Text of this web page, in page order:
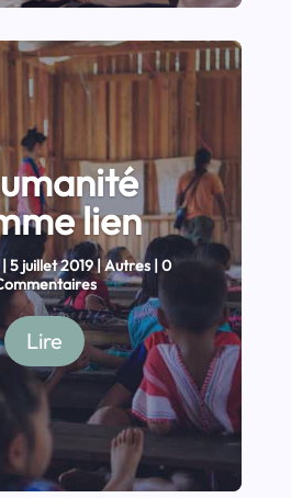
lien
5 juillet 2019|Autres| 0
Lire